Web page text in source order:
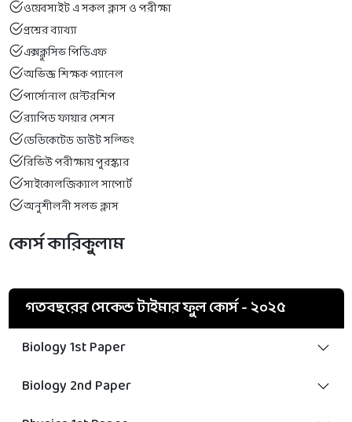
ওয়েবসাইট এ সকল ক্লাস ও পরীক্ষা
প্রশ্নের ব্যাখ্যা
এক্সক্লুসিভ পিডিএফ
অভিজ্ঞ শিক্ষক প্যানেল
পার্সোনাল মেন্টরশিপ
র‍্যাপিড ফায়ার সেশন
ডেডিকেটেড ডাউট সল্ভিং
রিভিউ পরীক্ষায় পুরস্কার
সাইকোলজিক্যাল সাপোর্ট
অনুশীলনী সলভ ক্লাস
কোর্স কারিকুলাম
গতবছরের সেকেন্ড টাইমার ফুল কোর্স - ২০২৫
Biology 1st Paper
Biology 2nd Paper